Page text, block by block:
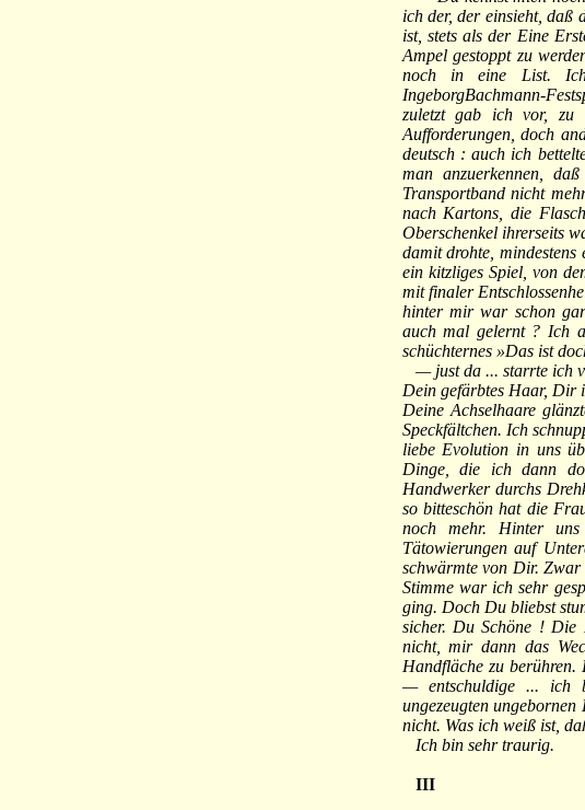
ich der, der einsieht, daß
ist, stets als der Eine
Ampel gestoppt zu
noch in eine List. Ich
IngeborgBachmann-
zuletzt gab ich vor, zu
Aufforderungen, doch
deutsch : auch ich
man anzuerkennen,
Transportband nicht
nach Kartons, die
Oberschenkel ihrerseits
damit drohte,
ein kitzliges Spiel, von
mit finaler
hinter mir war schon
auch mal gelernt ? Ich
schüchternes »Das ist
— just da ... starrte ich
Dein gefärbtes Haar, Dir
Deine Achselhaare
Speckfältchen. Ich
liebe Evolution in uns
Dinge, die ich dann
Handwerker durchs
so bitteschön hat die
noch mehr. Hinter
Tätowierungen auf
schwärmte von Dir.
Stimme war ich sehr
ging. Doch Du bliebst
sicher. Du Schöne ! Die
nicht, mir dann das
Handfläche zu
— entschuldige ... ich
ungezeugten
nicht. Was ich weiß ist,
Ich bin sehr traurig.
III